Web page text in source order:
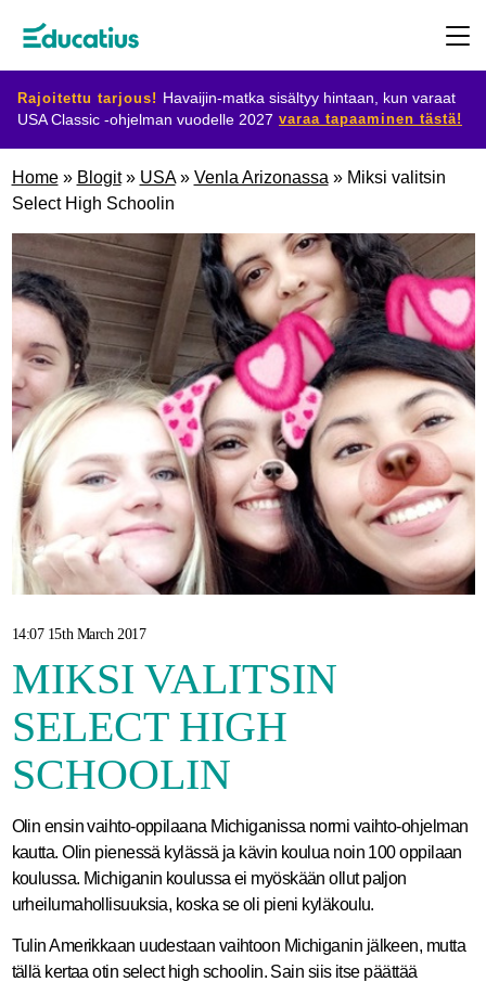
Rajoitettu tarjous! Havaijin-matka sisältyy hintaan, kun varaat
USA Classic -ohjelman vuodelle 2027 varaa tapaaminen tästä!
Ohjelmat
Suunnittele
vaihtosi
Ryhdy
isäntäperheeksi
Home» Blogit» USA» Venla Arizonassa » Miksi valitsin
Select High Schoolin
14:07 15th March 2017
MIKSI VALITSIN
SELECT HIGH
SCHOOLIN
Olin ensin vaihto-oppilaana Michiganissa normi vaihto-ohjelman
kautta. Olin pienessä kylässä ja kävin koulua noin 100 oppilaan
koulussa. Michiganin koulussa ei myöskään ollut paljon
urheilumahollisuuksia, koska se oli pieni kyläkoulu.
Tulin Amerikkaan uudestaan vaihtoon Michiganin jälkeen, mutta
tällä kertaa otin select high schoolin. Sain siis itse päättää